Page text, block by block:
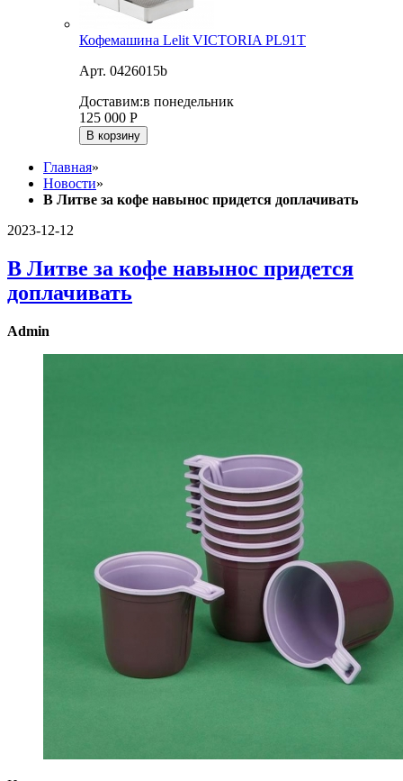
Кофемашина Lelit VICTORIA PL91T
Арт. 0426015b
Доставим:в понедельник
125 000 Р
В корзину
Главная»
Новости»
В Литве за кофе навынос придется доплачивать
2023-12-12
В Литве за кофе навынос придется
доплачивать
Admin